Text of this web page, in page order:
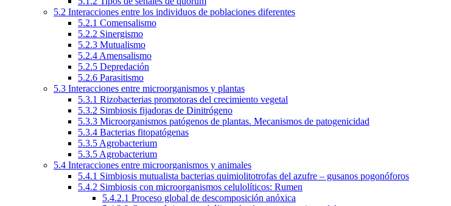
5.2 Interacciones entre los individuos de poblaciones diferentes
5.2.1 Comensalismo
5.2.2 Sinergismo
5.2.3 Mutualismo
5.2.4 Amensalismo
5.2.5 Depredación
5.2.6 Parasitismo
5.3 Interacciones entre microorganismos y plantas
5.3.1 Rizobacterias promotoras del crecimiento vegetal
5.3.2 Simbiosis fijadoras de Dinitrógeno
5.3.3 Microorganismos patógenos de plantas. Mecanismos de patogenicidad
5.3.4 Bacterias fitopatógenas
5.3.5 Agrobacterium
5.3.5 Agrobacterium
5.4 Interacciones entre microorganismos y animales
5.4.1 Simbiosis mutualista bacterias quimiolitotrofas del azufre – gusanos pogonóforos
5.4.2 Simbiosis con microorganismos celulolíticos: Rumen
5.4.2.1 Proceso global de descomposición anóxica